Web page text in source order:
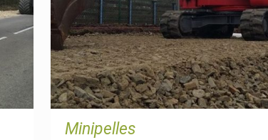
Minipelles